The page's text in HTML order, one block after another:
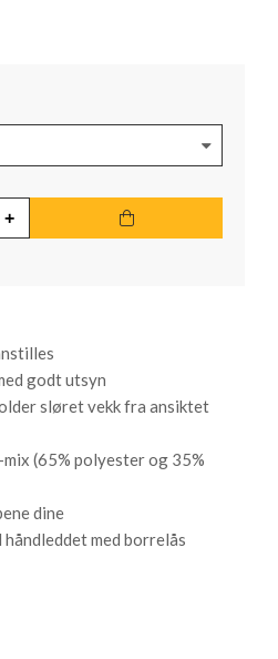
godt utsyn
sløret vekk fra ansiktet
(65% polyester og 35%
dine
håndleddet med borrelås